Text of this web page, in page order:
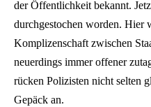
der Öffentlichkeit bekannt.
durchgestochen worden. Hier
Komplizenschaft zwischen
neuerdings immer offener
rücken Polizisten nicht selten
Gepäck an.